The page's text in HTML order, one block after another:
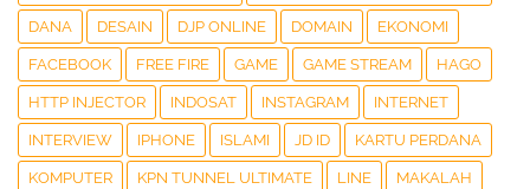
DANA DESAIN DJP ONLINE DOMAIN EKONOMI
FACEBOOK FREE FIRE GAME GAME STREAM HAGO
HTTP INJECTOR INDOSAT INSTAGRAM INTERNET
INTERVIEW IPHONE ISLAMI JD ID KARTU PERDANA
KOMPUTER KPN TUNNEL ULTIMATE LINE MAKALAH